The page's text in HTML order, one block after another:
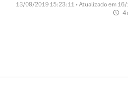
13/09/2019 15:23:11 • Atualizado em
4